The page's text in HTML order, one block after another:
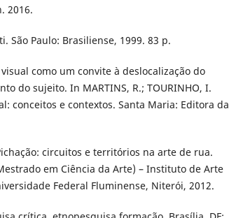
2016.
São Paulo: Brasiliense, 1999. 83 p.
visual como um convite à deslocalização do
do sujeito. In MARTINS, R.; TOURINHO, I.
conceitos e contextos. Santa Maria: Editora da
circuitos e territórios na arte de rua.
em Ciência da Arte) – Instituto de Arte
Federal Fluminense, Niterói, 2012.